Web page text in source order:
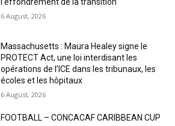
6 August, 2026
Massachusetts : Maura Healey signe le
PROTECT Act, une loi interdisant les
opérations de l’ICE dans les tribunaux, les
écoles et les hôpitaux
6 August, 2026
FOOTBALL – CONCACAF CARIBBEAN CUP